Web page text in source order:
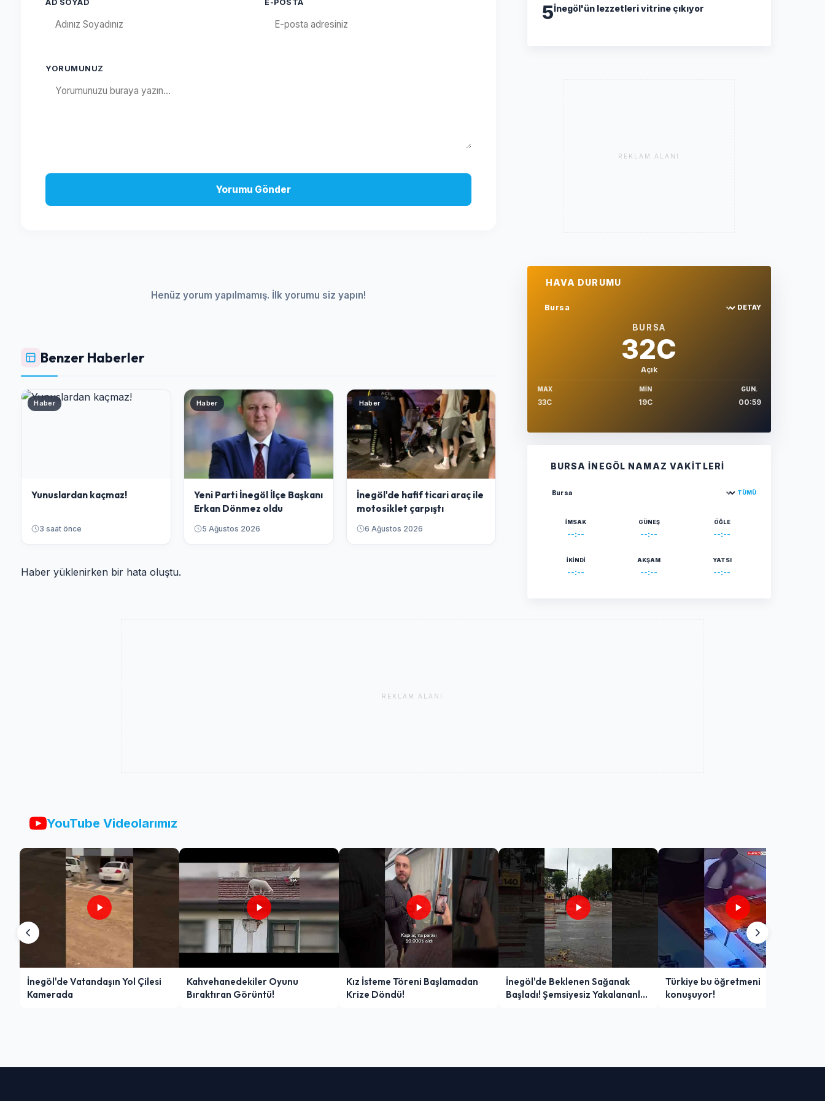
AD SOYAD E-POSTA
YORUMUNUZ
Yorumu Gönder
Henüz yorum yapılmamış. İlk yorumu siz yapın!
Benzer Haberler
Haber
Yunuslardan kaçmaz!
3 saat önce
Haber
Yeni Parti İnegöl İlçe Başkanı
Erkan Dönmez oldu
5 Ağustos 2026
Haber
İnegöl'de hafif ticari araç ile
motosiklet çarpıştı
6 Ağustos 2026
Haber yüklenirken bir hata oluştu.
5İnegöl'ün lezzetleri vitrine çıkıyor
REKLAM ALANI
HAVA DURUMU
Sehir sec
DETAY
BURSA
32C
Açık
MAX
33C
MIN
19C
GUN.
00:59
BURSA İNEGÖL NAMAZ VAKITLERI
Şehir seçin
TÜMÜ
İMSAK
--:--
GÜNEŞ
--:--
ÖĞLE
--:--
İKINDI
--:--
AKŞAM
--:--
YATSI
--:--
REKLAM ALANI
YouTube Videolarımız
İnegöl'de Vatandaşın Yol Çilesi
Kamerada
Kahvehanedekiler Oyunu
Bıraktıran Görüntü!
Kız İsteme Töreni Başlamadan
Krize Döndü!
İnegöl'de Beklenen Sağanak
Başladı! Şemsiyesiz Yakalananlar
Türkiye bu öğretmeni
konuşuyor!